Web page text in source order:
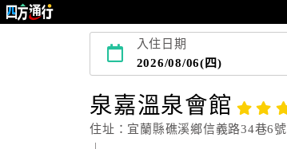
入住日期
2026/08/06(四)
泉嘉溫泉會館
住址：宜蘭縣礁溪鄉信義路34巷6號